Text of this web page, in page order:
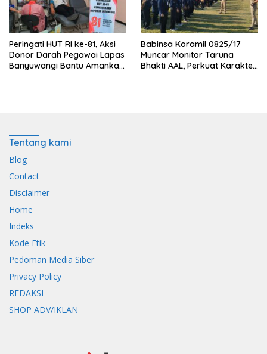
Peringati HUT RI ke-81, Aksi
Donor Darah Pegawai Lapas
Banyuwangi Bantu Amankan
Babinsa Koramil 0825/17
Muncar Monitor Taruna
Bhakti AAL, Perkuat Karakter
Tentang kami
Blog
Contact
Disclaimer
Home
Indeks
Kode Etik
Pedoman Media Siber
Privacy Policy
REDAKSI
SHOP ADV/IKLAN